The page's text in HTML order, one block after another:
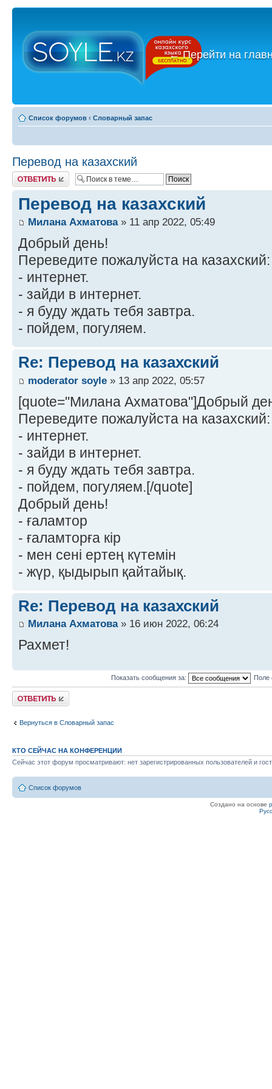
←Перейти на
Список форумов ‹ Словарный запас
Перевод на казахский
Ответить
Перевод на казахский
Милана Ахматова» 11 апр 2022, 05:49
Добрый день!
Переведите пожалуйста на казахский:
- интернет.
- зайди в интернет.
- я буду ждать тебя завтра.
- пойдем, погуляем.
Re: Перевод на казахский
moderator soyle » 13 апр 2022, 05:57
[quote="Милана Ахматова"]Добрый
Переведите пожалуйста на казахский:
- интернет.
- зайди в интернет.
- я буду ждать тебя завтра.
- пойдем, погуляем.[/quote]
Добрый день!
- ғаламтор
- ғаламторға кір
- мен сені ертең күтемін
- жүр, қыдырып қайтайық.
Re: Перевод на казахский
Милана Ахматова» 16 июн 2022, 06:24
Рахмет!
Показать сообщения за: Поле
Ответить
Вернуться в Словарный запас
КТО СЕЙЧАС НА КОНФЕРЕНЦИИ
Сейчас этот форум просматривают: нет зарегистрированных пользователей и
Список форумов
Создано на основе